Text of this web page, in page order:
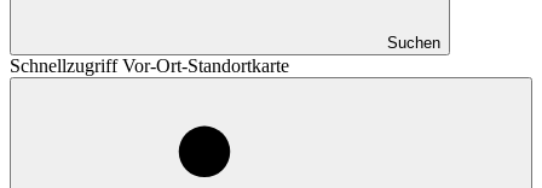
Suchen
Schnellzugriff Vor-Ort-Standortkarte